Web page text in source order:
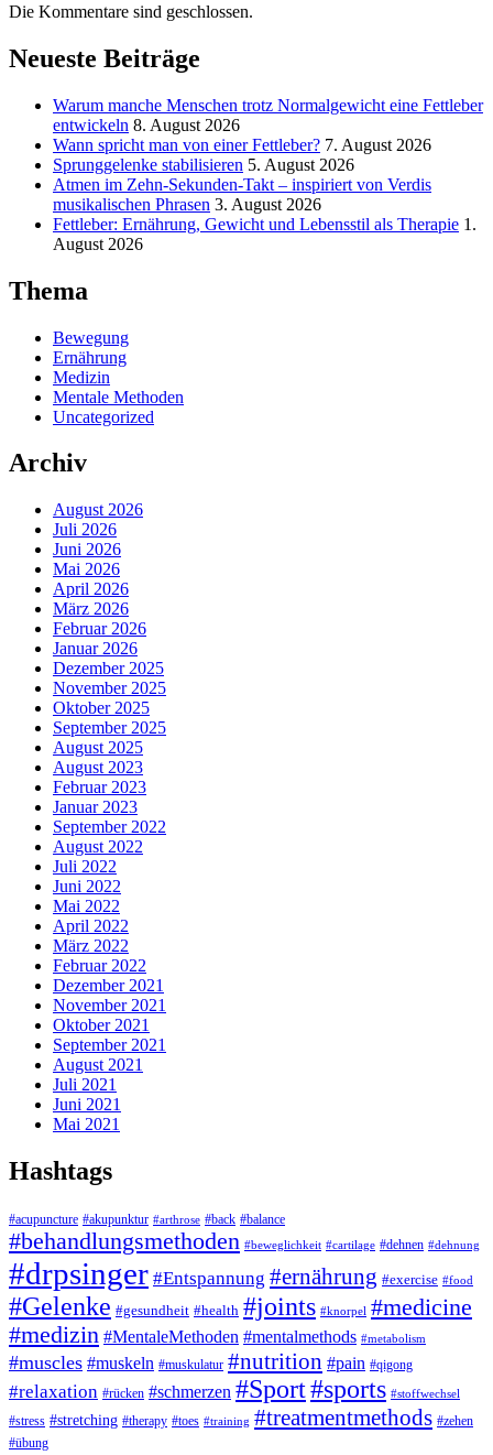
Die Kommentare sind geschlossen.
Neueste Beiträge
Warum manche Menschen trotz Normalgewicht eine Fettleber
entwickeln 8. August 2026
Wann spricht man von einer Fettleber? 7. August 2026
Sprunggelenke stabilisieren 5. August 2026
Atmen im Zehn-Sekunden-Takt – inspiriert von Verdis
musikalischen Phrasen 3. August 2026
Fettleber: Ernährung, Gewicht und Lebensstil als Therapie 1.
August 2026
Thema
Bewegung
Ernährung
Medizin
Mentale Methoden
Uncategorized
Archiv
August 2026
Juli 2026
Juni 2026
Mai 2026
April 2026
März 2026
Februar 2026
Januar 2026
Dezember 2025
November 2025
Oktober 2025
September 2025
August 2025
August 2023
Februar 2023
Januar 2023
September 2022
August 2022
Juli 2022
Juni 2022
Mai 2022
April 2022
März 2022
Februar 2022
Dezember 2021
November 2021
Oktober 2021
September 2021
August 2021
Juli 2021
Juni 2021
Mai 2021
Hashtags
#acupuncture #akupunktur #arthrose #back #balance
#behandlungsmethoden #beweglichkeit #cartilage #dehnen #dehnung
#drpsinger #Entspannung #ernährung #exercise #food
#Gelenke #gesundheit #health #joints #knorpel #medicine
#medizin #MentaleMethoden #mentalmethods #metabolism
#muscles #muskeln #muskulatur #nutrition #pain #qigong
#relaxation #rücken #schmerzen #Sport#sports #stoffwechsel
#stress #stretching #therapy #toes #training #treatmentmethods #zehen
#übung